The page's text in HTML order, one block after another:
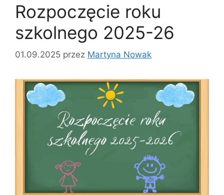
Rozpoczęcie roku
szkolnego 2025-26
01.09.2025 przez Martyna Nowak